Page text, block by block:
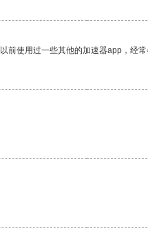
使用过一些其他的加速器app，经